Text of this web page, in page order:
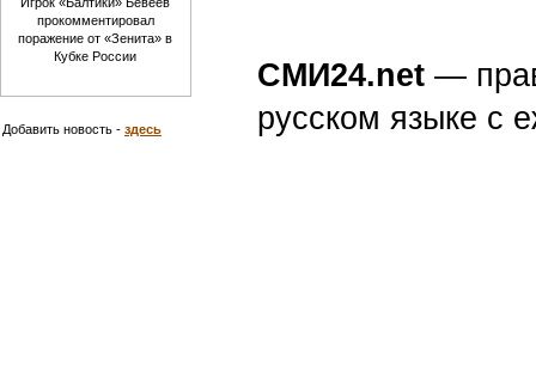
СМИ24.net —
русском языке с
прокомментировал
поражение от «Зенита» в
Кубке России
Добавить новость - здесь